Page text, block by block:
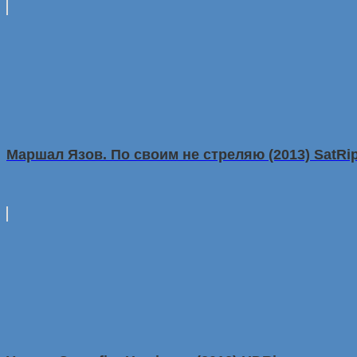
Маршал Язов. По своим не стреляю (2013)